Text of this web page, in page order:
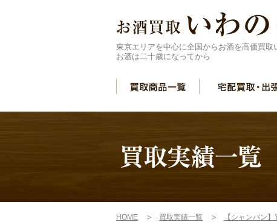
東京エリアを中心に全国からお酒を高価買取
お酒は二十歳になってから
HOME 買取実績一覧 【シャンパン